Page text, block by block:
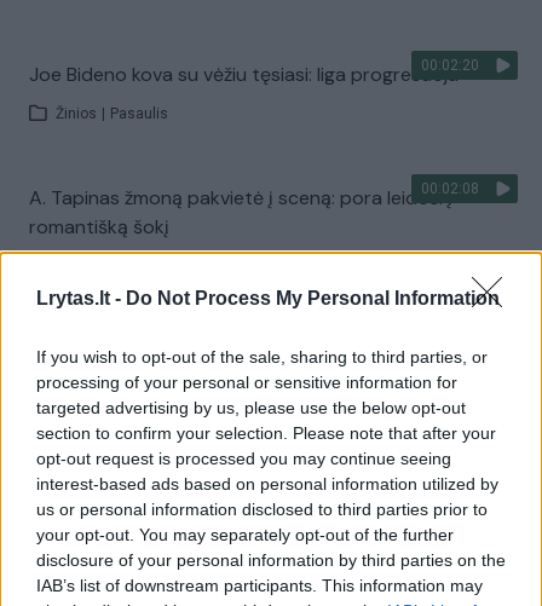
Lrytas.lt - Do Not Process My Personal Information
If you wish to opt-out of the sale, sharing to third parties, or
processing of your personal or sensitive information for
targeted advertising by us, please use the below opt-out
section to confirm your selection. Please note that after your
opt-out request is processed you may continue seeing
interest-based ads based on personal information utilized by
us or personal information disclosed to third parties prior to
your opt-out. You may separately opt-out of the further
disclosure of your personal information by third parties on the
IAB’s list of downstream participants. This information may
00:02:20
Joe Bideno kova su vėžiu tęsiasi: liga progresuoja
Žinios Pasaulis
00:02:08
A. Tapinas žmoną pakvietė į sceną: pora leidosi į
romantišką šokį
Visi įrašai
Žiūrimiausi įrašai
00:00:30
Vaizdai iš tragiškos avarijos Vilniaus r.: dviejų moterų ir
vaiko gyvybių išgelbėti nepavyko